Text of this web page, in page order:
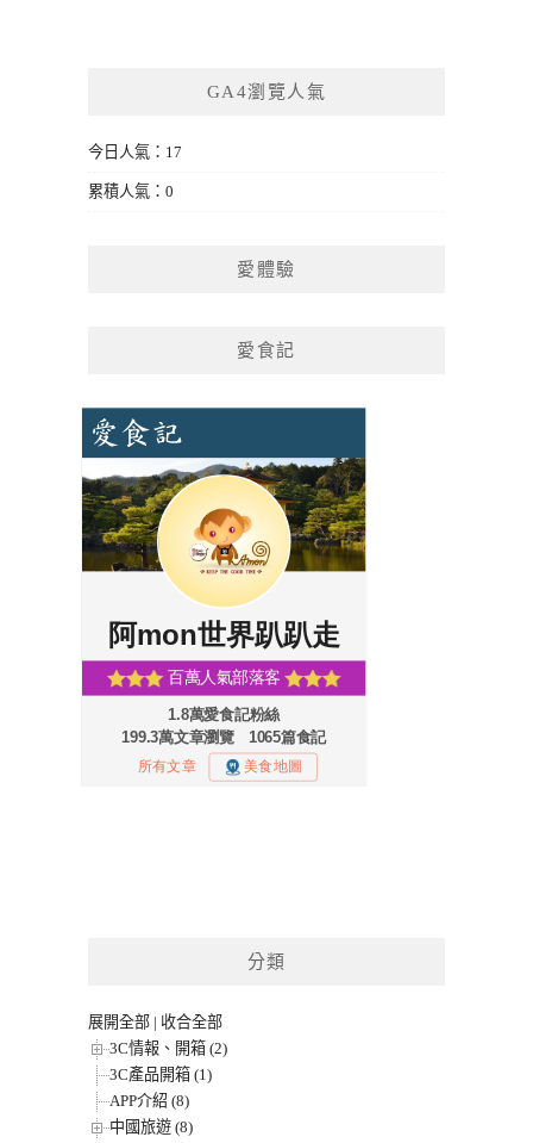
GA4瀏覽人氣
今日人氣：17
累積人氣：0
愛體驗
愛食記
分類
展開全部 | 收合全部
3C情報、開箱 (2)
3C產品開箱 (1)
APP介紹 (8)
中國旅遊 (8)